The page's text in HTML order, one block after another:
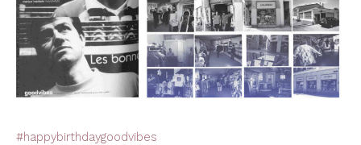
#happybirthdaygoodvibes